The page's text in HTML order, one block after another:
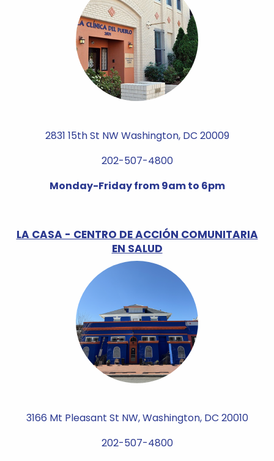
2831 15th St NW Washington, DC 20009
202-507-4800
Monday-Friday from 9am to 6pm
LA CASA - CENTRO DE ACCIÓN COMUNITARIA
EN SALUD
3166 Mt Pleasant St NW, Washington, DC 20010
202-507-4800